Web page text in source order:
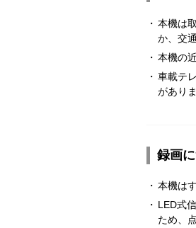
・ 本機は
か、交
・ 本機の
・ 車載テ
がありま
録画
・ 本機は
・ LED式
ため、